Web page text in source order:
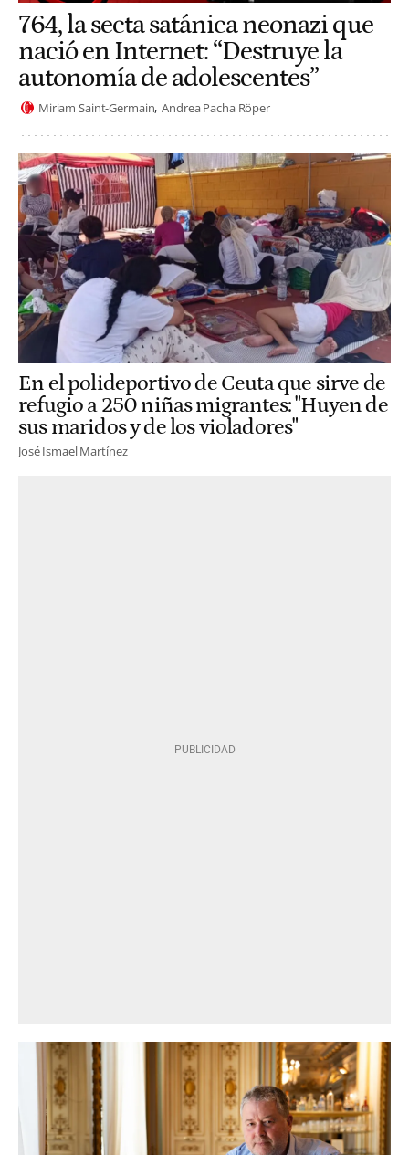
764, la secta satánica neonazi que
nació en Internet: “Destruye la
autonomía de adolescentes”
Miriam Saint-Germain Andrea Pacha Röper
En el polideportivo de Ceuta que sirve de
refugio a 250 niñas migrantes: "Huyen de
sus maridos y de los violadores"
José Ismael Martínez